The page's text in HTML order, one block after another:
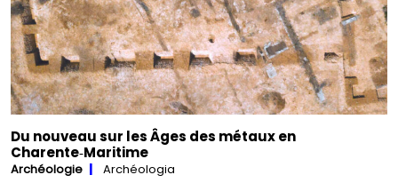
Du nouveau sur les Âges des métaux en
Charente‑Maritime
Archéologie Archéologia